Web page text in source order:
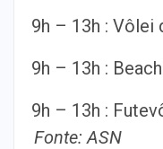
9h – 13h : Vôlei
9h – 13h :
9h – 13h :
Fonte: ASN